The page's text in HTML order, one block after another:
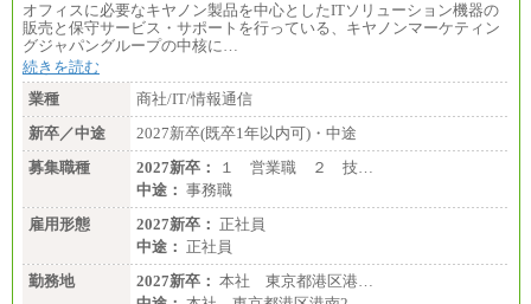
オフィスに必要なキヤノン製品を中心としたITソリューション機器の
販売と保守サービス・サポートを行っている、キヤノンマーケティン
グジャパングループの中核に…
続きを読む
業種
商社/IT/情報通信
新卒／中途
2027新卒(既卒1年以内可)・中途
募集職種
2027新卒：
１ 営業職 ２ 技…
中途： 事務職
雇用形態
2027新卒： 正社員
中途： 正社員
勤務地
2027新卒： 本社 東京都港区港…